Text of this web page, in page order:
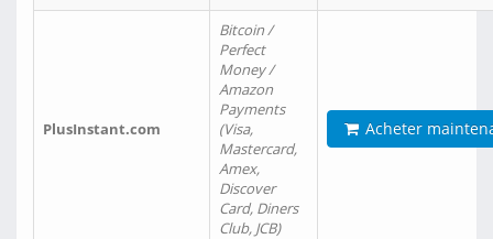
PlusInstant.com
Bitcoin /
Perfect
Money /
Amazon
Payments
(Visa,
Mastercard,
Amex,
Discover
Card, Diners
Club, JCB)
Acheter